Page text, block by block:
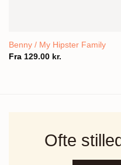
Benny / My Hipster Family
Fra 129.00 kr.
Ofte